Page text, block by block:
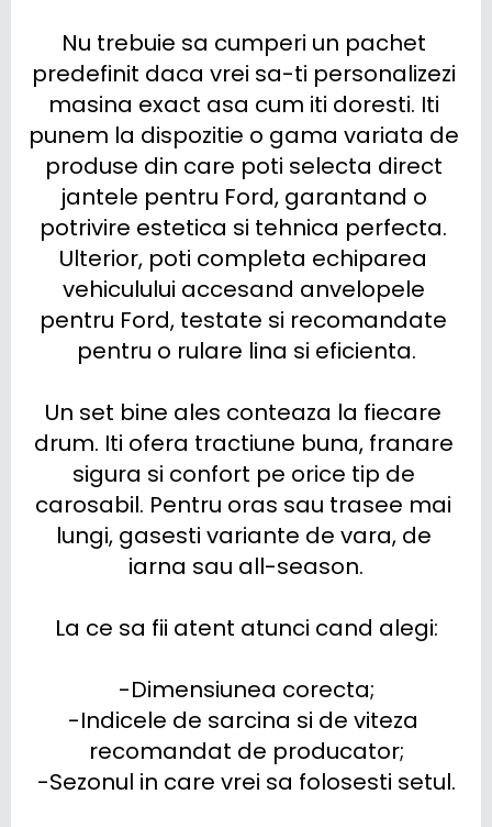
Nu trebuie sa cumperi un pachet
predefinit daca vrei sa-ti personalizezi
masina exact asa cum iti doresti. Iti
punem la dispozitie o gama variata de
produse din care poti selecta direct
jantele pentru Ford, garantand o
potrivire estetica si tehnica perfecta.
Ulterior, poti completa echiparea
vehiculului accesand anvelopele
pentru Ford, testate si recomandate
pentru o rulare lina si eficienta.
Un set bine ales conteaza la fiecare
drum. Iti ofera tractiune buna, franare
sigura si confort pe orice tip de
carosabil. Pentru oras sau trasee mai
lungi, gasesti variante de vara, de
iarna sau all-season.
La ce sa fii atent atunci cand alegi:
-Dimensiunea corecta;
-Indicele de sarcina si de viteza
recomandat de producator;
-Sezonul in care vrei sa folosesti setul.